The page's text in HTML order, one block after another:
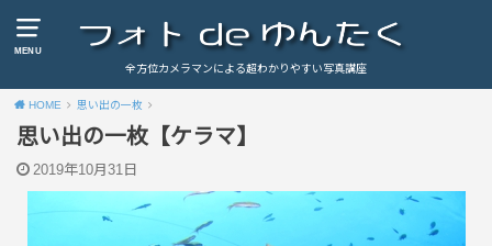
MENU
全方位カメラマンによる超わかりやすい写真講座
HOME 思い出の一枚
思い出の一枚【ケラマ】
2019年10月31日